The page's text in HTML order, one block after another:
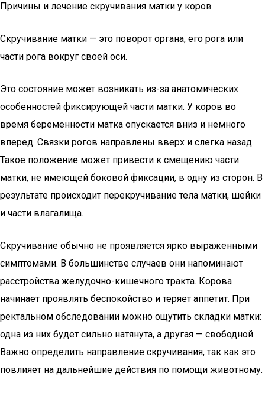
Причины и лечение скручивания матки у коров
Скручивание матки — это поворот органа, его рога или
части рога вокруг своей оси.
Это состояние может возникать из-за анатомических
особенностей фиксирующей части матки. У коров во
время беременности матка опускается вниз и немного
вперед. Связки рогов направлены вверх и слегка назад.
Такое положение может привести к смещению части
матки, не имеющей боковой фиксации, в одну из сторон. В
результате происходит перекручивание тела матки, шейки
и части влагалища.
Скручивание обычно не проявляется ярко выраженными
симптомами. В большинстве случаев они напоминают
расстройства желудочно-кишечного тракта. Корова
начинает проявлять беспокойство и теряет аппетит. При
ректальном обследовании можно ощутить складки матки:
одна из них будет сильно натянута, а другая — свободной.
Важно определить направление скручивания, так как это
повлияет на дальнейшие действия по помощи животному.